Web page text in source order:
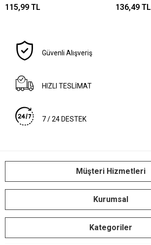
115,99 TL 136,49 TL
Güvenli Alışveriş
HIZLI TESLİMAT
7 / 24 DESTEK
Müşteri Hizmetleri
Kurumsal
Kategoriler